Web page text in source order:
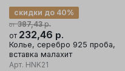
от 387,43р.
скидки до 40%
от 232,46 р.
Колье, серебро 925 проба,
вставка малахит
Арт. HNK21